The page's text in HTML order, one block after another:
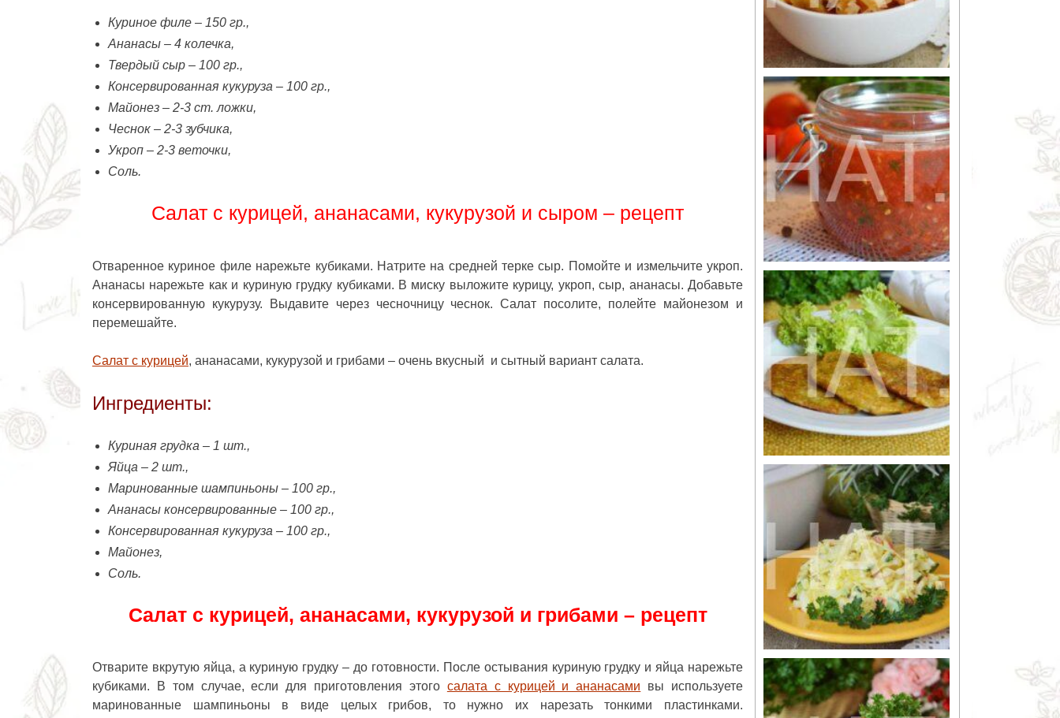
Куриное филе – 150 гр.,
Ананасы – 4 колечка,
Твердый сыр – 100 гр.,
Консервированная кукуруза – 100 гр.,
Майонез – 2-3 ст. ложки,
Чеснок – 2-3 зубчика,
Укроп – 2-3 веточки,
Соль.
Салат с курицей, ананасами, кукурузой и сыром – рецепт
Отваренное куриное филе нарежьте кубиками. Натрите на средней терке сыр. Помойте и измельчите укроп.
Ананасы нарежьте как и куриную грудку кубиками. В миску выложите курицу, укроп, сыр, ананасы. Добавьте
консервированную кукурузу. Выдавите через чесночницу чеснок. Салат посолите, полейте майонезом и
перемешайте.
Салат с курицей, ананасами, кукурузой и грибами – очень вкусный и сытный вариант салата.
Ингредиенты:
Куриная грудка – 1 шт.,
Яйца – 2 шт.,
Маринованные шампиньоны – 100 гр.,
Ананасы консервированные – 100 гр.,
Консервированная кукуруза – 100 гр.,
Майонез,
Соль.
Салат с курицей, ананасами, кукурузой и грибами – рецепт
Отварите вкрутую яйца, а куриную грудку – до готовности. После остывания куриную грудку и яйца нарежьте
кубиками. В том случае, если для приготовления этого салата с курицей и ананасами вы используете
маринованные шампиньоны в виде целых грибов, то нужно их нарезать тонкими пластинками.